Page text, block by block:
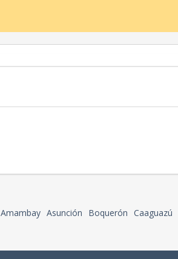
Amambay Asunción Boquerón Caaguazú